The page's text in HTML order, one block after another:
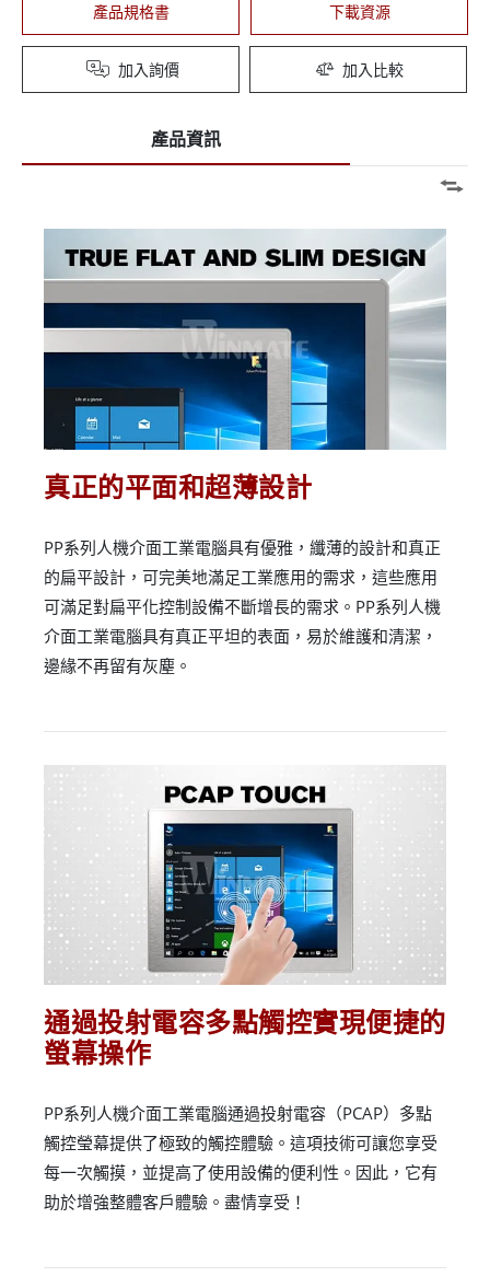
產品規格書 下載資源
加入詢價 加入比較
產品資訊
真正的平面和超薄設計
PP系列人機介面工業電腦具有優雅，纖薄的設計和真正
的扁平設計，可完美地滿足工業應用的需求，這些應用
可滿足對扁平化控制設備不斷增長的需求。PP系列人機
介面工業電腦具有真正平坦的表面，易於維護和清潔，
邊緣不再留有灰塵。
通過投射電容多點觸控實現便捷的
螢幕操作
PP系列人機介面工業電腦通過投射電容（PCAP）多點
觸控瑩幕提供了極致的觸控體驗。這項技術可讓您享受
每一次觸摸，並提高了使用設備的便利性。因此，它有
助於增強整體客戶體驗。盡情享受！